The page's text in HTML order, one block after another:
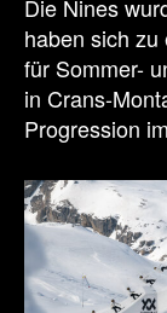
Die Nines
haben sich
für Sommer-
in Crans-
Progression